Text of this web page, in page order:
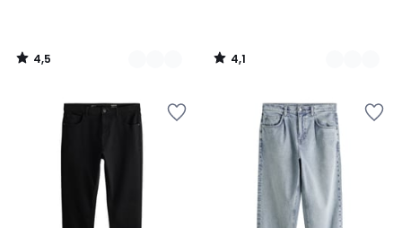
4,5
/
4,1
/